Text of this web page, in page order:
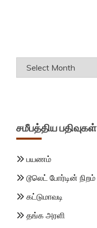
Archives
சமீபத்திய பதிவுகள்
பயணம்
டூலெட் போர்டின் நிறம்
கட்டுமாவடி
தங்க அரளி